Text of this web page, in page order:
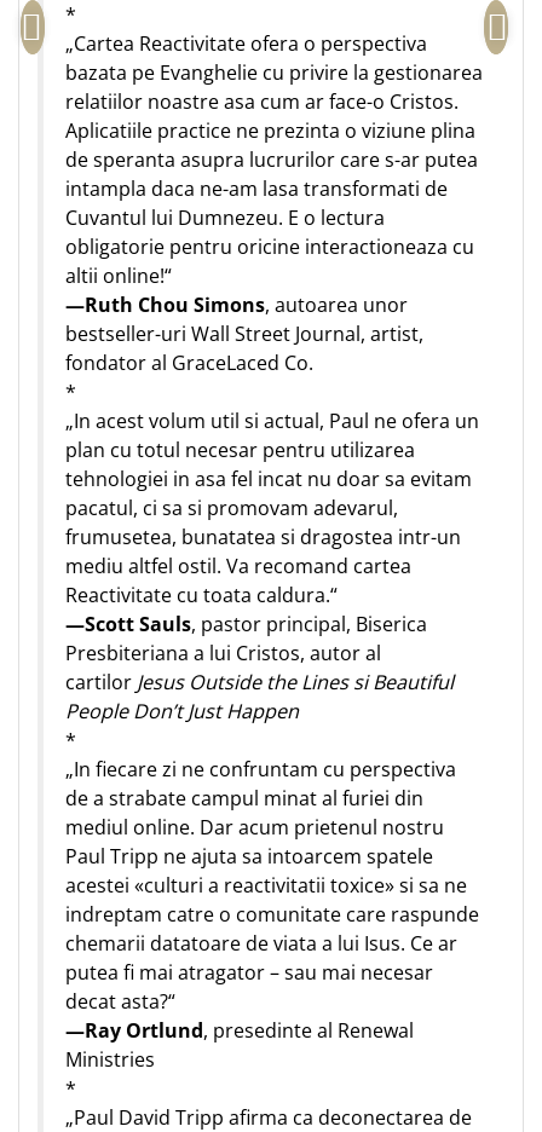
*
„Cartea Reactivitate ofera o perspectiva
bazata pe Evanghelie cu privire la gestionarea
relatiilor noastre asa cum ar face-o Cristos.
Aplicatiile practice ne prezinta o viziune plina
de speranta asupra lucrurilor care s-ar putea
intampla daca ne-am lasa transformati de
Cuvantul lui Dumnezeu. E o lectura
obligatorie pentru oricine interactioneaza cu
altii online!“
—Ruth Chou Simons, autoarea unor
bestseller-uri Wall Street Journal, artist,
fondator al GraceLaced Co.
*
„In acest volum util si actual, Paul ne ofera un
plan cu totul necesar pentru utilizarea
tehnologiei in asa fel incat nu doar sa evitam
pacatul, ci sa si promovam adevarul,
frumusetea, bunatatea si dragostea intr-un
mediu altfel ostil. Va recomand cartea
Reactivitate cu toata caldura.“
—Scott Sauls, pastor principal, Biserica
Presbiteriana a lui Cristos, autor al
cartilor Jesus Outside the Lines si Beautiful
People Don’t Just Happen
*
„In fiecare zi ne confruntam cu perspectiva
de a strabate campul minat al furiei din
mediul online. Dar acum prietenul nostru
Paul Tripp ne ajuta sa intoarcem spatele
acestei «culturi a reactivitatii toxice» si sa ne
indreptam catre o comunitate care raspunde
chemarii datatoare de viata a lui Isus. Ce ar
putea fi mai atragator – sau mai necesar
decat asta?“
—Ray Ortlund, presedinte al Renewal
Ministries
*
„Paul David Tripp afirma ca deconectarea de